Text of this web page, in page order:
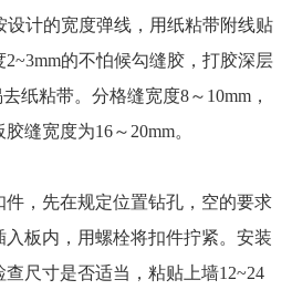
设计的宽度弹线，用纸粘带附线贴
的不怕候勾缝胶，打胶深层
纸粘带。分格缝宽度8～10mm，
缝宽度为16～20mm。
，先在规定位置钻孔，空的要求
板内，用螺栓将扣件拧紧。安装
尺寸是否适当，粘贴上墙12~24